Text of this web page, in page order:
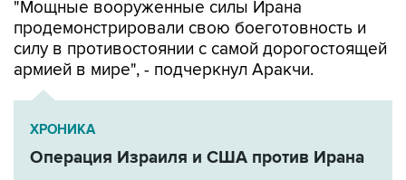
силу в противостоянии с самой дорогостоящей
армией в мире", - подчеркнул Аракчи.
ХРОНИКА
Операция Израиля и США против Ирана